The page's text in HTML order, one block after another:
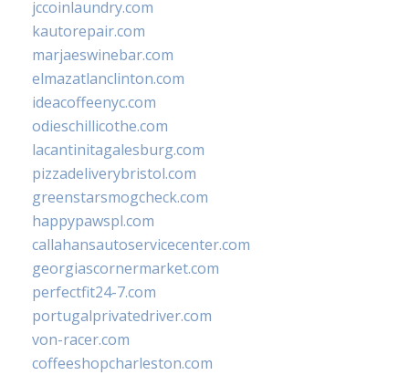
jccoinlaundry.com
kautorepair.com
marjaeswinebar.com
elmazatlanclinton.com
ideacoffeenyc.com
odieschillicothe.com
lacantinitagalesburg.com
pizzadeliverybristol.com
greenstarsmogcheck.com
happypawspl.com
callahansautoservicecenter.com
georgiascornermarket.com
perfectfit24-7.com
portugalprivatedriver.com
von-racer.com
coffeeshopcharleston.com